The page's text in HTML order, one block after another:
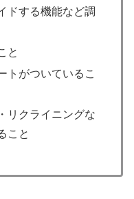
ドする機能など調
と
トがついているこ
リクライニングな
こと